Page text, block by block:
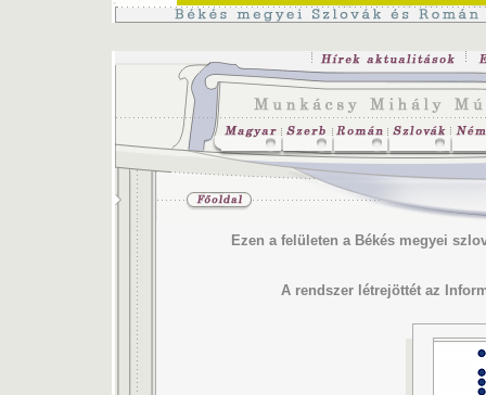
Ezen a felületen a Békés megyei
A rendszer létrejöttét az